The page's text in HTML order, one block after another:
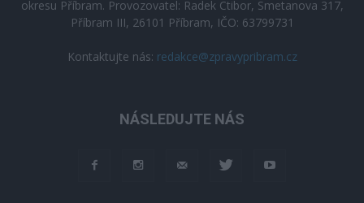
okresu Příbram. Provozovatel: Radek Ctibor, Smetanova 317,
Příbram III, 26101 Příbram, IČO: 63799731
Kontaktujte nás: redakce@zpravypribram.cz
NÁSLEDUJTE NÁS